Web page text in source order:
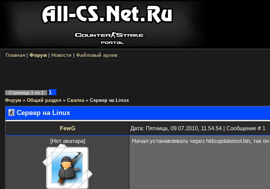
Главная | Форум | Новости | Файловый архив
Страница 1 из 1 1
Форум » Общий раздел » Свалка » Сервер на Linux
Сервер на Linux
FewG Дата: Пятница, 09.07.2010, 11.54.54 | Сообщение # 1
[Нет аватара] Начал устанавливать через hldsupdatetool.bin, так